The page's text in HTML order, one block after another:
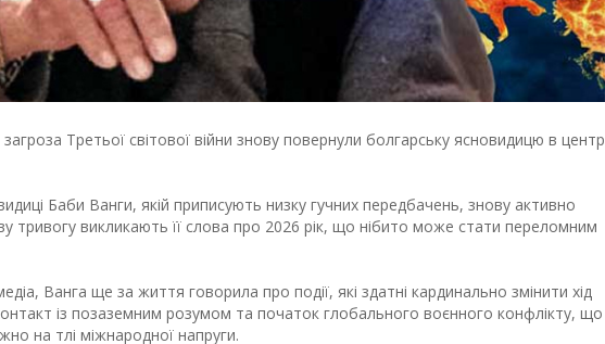
Третьої світової війни знову повернули болгарську ясновидицю в центр
Баби Ванги, якій приписують низку гучних передбачень, знову активно
тривогу викликають її слова про 2026 рік, що нібито може стати переломним
Ванга ще за життя говорила про події, які здатні кардинально змінити хід
із позаземним розумом та початок глобального воєнного конфлікту, що
на тлі міжнародної напруги.